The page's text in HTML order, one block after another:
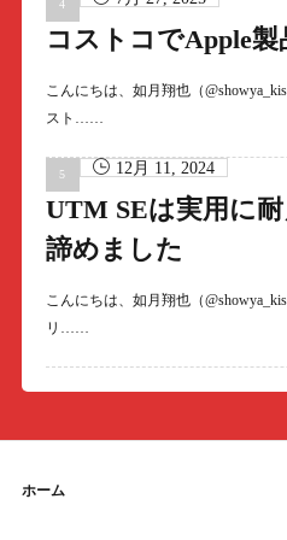
コストコでApple
こんにちは、如月翔也（
スト……
12月 11, 2024
UTM SEは実用に
諦めました
こんにちは、如月翔也（
リ……
ホーム